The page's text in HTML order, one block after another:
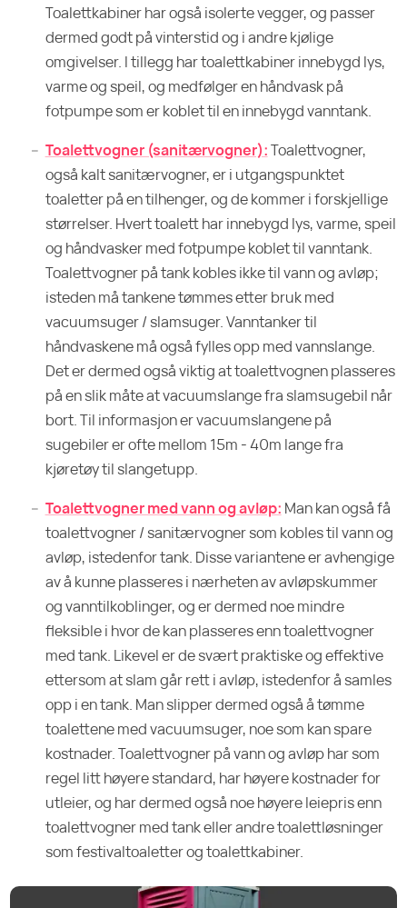
Toalettkabiner har også isolerte vegger, og passer
dermed godt på vinterstid og i andre kjølige
omgivelser. I tillegg har toalettkabiner innebygd lys,
varme og speil, og medfølger en håndvask på
fotpumpe som er koblet til en innebygd vanntank.
Toalettvogner (sanitærvogner):Toalettvogner,
også kalt sanitærvogner, er i utgangspunktet
toaletter på en tilhenger, og de kommer i forskjellige
størrelser. Hvert toalett har innebygd lys, varme, speil
og håndvasker med fotpumpe koblet til vanntank.
Toalettvogner på tank kobles ikke til vann og avløp;
isteden må tankene tømmes etter bruk med
vacuumsuger / slamsuger. Vanntanker til
håndvaskene må også fylles opp med vannslange.
Det er dermed også viktig at toalettvognen plasseres
på en slik måte at vacuumslange fra slamsugebil når
bort. Til informasjon er vacuumslangene på
sugebiler er ofte mellom 15m - 40m lange fra
kjøretøy til slangetupp.
Toalettvogner med vann og avløp: Man kan også få
toalettvogner / sanitærvogner som kobles til vann og
avløp, istedenfor tank. Disse variantene er avhengige
av å kunne plasseres i nærheten av avløpskummer
og vanntilkoblinger, og er dermed noe mindre
fleksible i hvor de kan plasseres enn toalettvogner
med tank. Likevel er de svært praktiske og effektive
ettersom at slam går rett i avløp, istedenfor å samles
opp i en tank. Man slipper dermed også å tømme
toalettene med vacuumsuger, noe som kan spare
kostnader. Toalettvogner på vann og avløp har som
regel litt høyere standard, har høyere kostnader for
utleier, og har dermed også noe høyere leiepris enn
toalettvogner med tank eller andre toalettløsninger
som festivaltoaletter og toalettkabiner.